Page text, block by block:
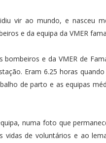
vir ao mundo, e nasceu
e da equipa da VMER
e da VMER de
Eram 6.25 horas
de parto e as equipas
numa foto que
de voluntários e ao